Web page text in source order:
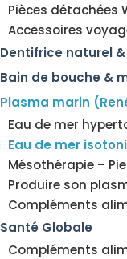
Pièces détachées
Accessoires
Dentifrice naturel
Bain de bouche &
Plasma marin
Eau de mer
Eau de mer
Mésothérapie –
Produire son
Compléments
Santé Globale
Compléments